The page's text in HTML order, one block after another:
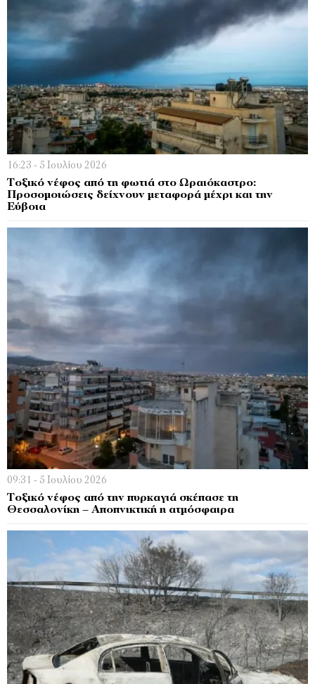
16:23 - 5 Ιουλίου 2026
Τοξικό νέφος από τη φωτιά στο Ωραιόκαστρο:
Προσομοιώσεις δείχνουν μεταφορά μέχρι και την
Εύβοια
09:31 - 5 Ιουλίου 2026
Τοξικό νέφος από την πυρκαγιά σκέπασε τη
Θεσσαλονίκη – Αποπνικτική η ατμόσφαιρα